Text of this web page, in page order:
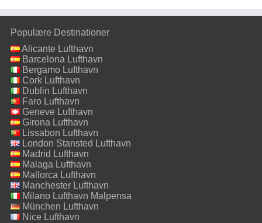
Populære Destinationer
Alicante Lufthavn
Barcelona Lufthavn
Bergamo Lufthavn
Cork Lufthavn
Dublin Lufthavn
Faro Lufthavn
Geneve Lufthavn
Girona Lufthavn
Lissabon Lufthavn
London Stansted Lufthavn
Madrid Lufthavn
Malaga Lufthavn
Mallorca Lufthavn
Manchester Lufthavn
Milano Lufthavn Malpensa
München Lufthavn
Nice Lufthavn